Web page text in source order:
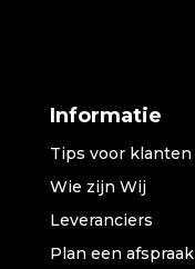
Informatie
Tips voor klanten
Wie zijn Wij
Leveranciers
Plan een afspraak